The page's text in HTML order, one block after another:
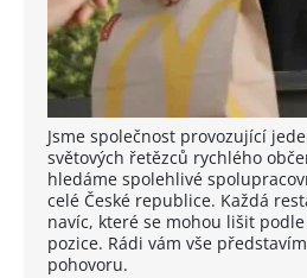
Jsme společnost provozující
světových řetězců rychlého
hledáme spolehlivé
celé České republice. Každá
navíc, které se mohou lišit
pozice. Rádi vám vše
pohovoru.